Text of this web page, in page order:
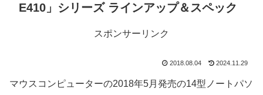
E410」シリーズ ラインアップ＆スペック
スポンサーリンク
2018.08.04 2024.11.29
マウスコンピューターの2018年5月発売の14型ノートパソ